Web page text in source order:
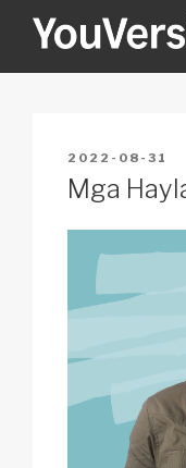
POSTED
ON
2022-08-31
Mga